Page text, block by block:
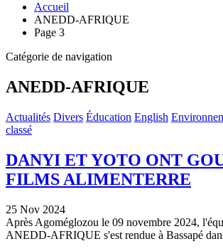
Accueil
ANEDD-AFRIQUE
Page 3
Catégorie de navigation
ANEDD-AFRIQUE
Actualités Divers Éducation English
classé
DANYI ET YOTO ONT
FILMS ALIMENTERRE
25 Nov 2024
Après Agoméglozou le 09 novembre 2024,
ANEDD-AFRIQUE s'est rendue à Bassapé